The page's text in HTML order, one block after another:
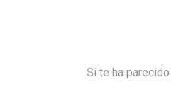
Si te ha